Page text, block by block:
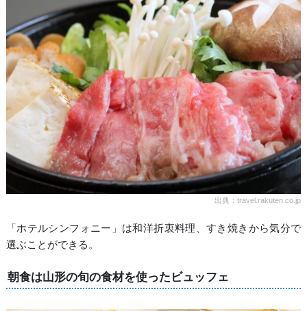
出典：travel.rakuten.co.jp
「ホテルシンフォニー」は和洋折衷料理、すき焼きから気分で
選ぶことができる。
朝食は山形の旬の食材を使ったビュッフェ